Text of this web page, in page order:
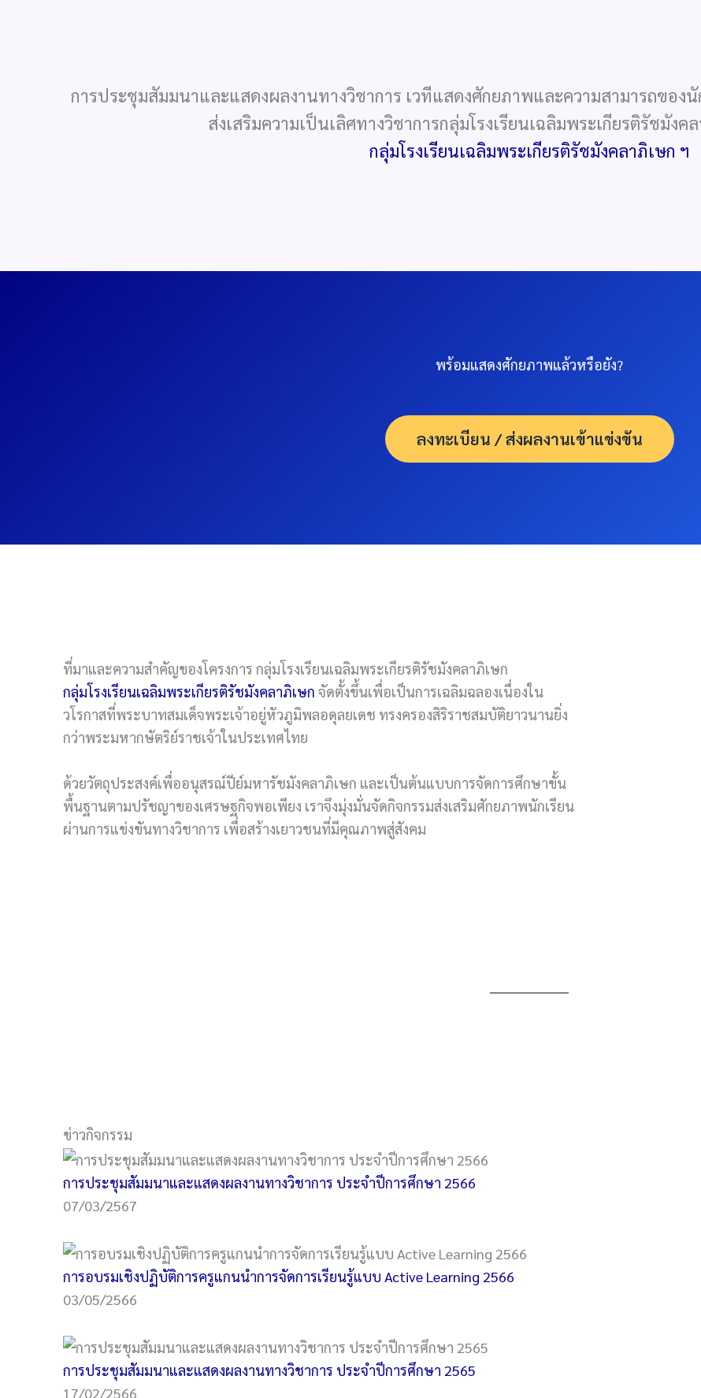
การประชุมสัมมนาและแสดงผลงานทางวิชาการ เวทีแสดงศักยภาพและความสามารถของ
ส่งเสริมความเป็นเลิศทางวิชาการกลุ่มโรงเรียนเฉลิมพระเกียรติรัชมังค
กลุ่มโรงเรียนเฉลิมพระเกียรติรัชมังคลาภิเษก ฯ
พร้อมแสดงศักยภาพแล้วหรือยัง?
ลงทะเบียน / ส่งผลงานเข้าแข่งขัน
ที่มาและความสำคัญของโครงการ กลุ่มโรงเรียนเฉลิมพระเกียรติรัชมังคลาภิเษก
กลุ่มโรงเรียนเฉลิมพระเกียรติรัชมังคลาภิเษก จัดตั้งขึ้นเพื่อเป็นการเฉลิมฉลองเนื่องใน
วโรกาสที่พระบาทสมเด็จพระเจ้าอยู่หัวภูมิพลอดุลยเดช ทรงครองสิริราชสมบัติยาวนานยิ่ง
กว่าพระมหากษัตริย์ราชเจ้าในประเทศไทย
ด้วยวัตถุประสงค์เพื่ออนุสรณ์ปีย์มหารัชมังคลาภิเษก และเป็นต้นแบบการจัดการศึกษาขั้น
พื้นฐานตามปรัชญาของเศรษฐกิจพอเพียง เราจึงมุ่งมั่นจัดกิจกรรมส่งเสริมศักยภาพนักเรียน
ผ่านการแข่งขันทางวิชาการ เพื่อสร้างเยาวชนที่มีคุณภาพสู่สังคม
ข่าวกิจกรรม
การประชุมสัมมนาและแสดงผลงานทางวิชาการ ประจําปีการศึกษา 2566
07/03/2567
การอบรมเชิงปฏิบัติการครูแกนนำการจัดการเรียนรู้แบบ Active Learning 2566
03/05/2566
การประชุมสัมมนาและแสดงผลงานทางวิชาการ ประจําปีการศึกษา 2565
17/02/2566